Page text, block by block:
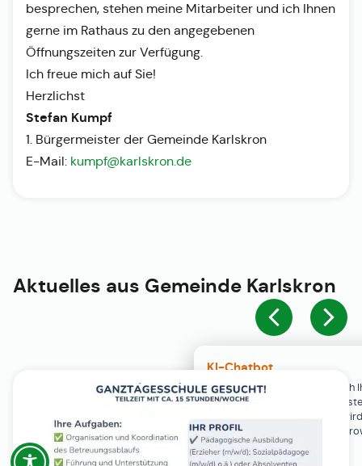
KI-Chatbot
Der KI-Chatbot steht erst nach
Einwilligung in den Cookie-
Verfügung. Der Chat-Verlauf
ausschließlich lokal in Ihrem
gespeichert.
besprechen, stehen meine Mitarbeiter und ich Ihnen
gerne im Rathaus zu den angegebenen
Öffnungszeiten zur Verfügung.
Ich freue mich auf Sie!
Herzlichst
Stefan Kumpf
1. Bürgermeister der Gemeinde Karlskron
E-Mail: kumpf@karlskron.de
Aktuelles aus Gemeinde Karlskron